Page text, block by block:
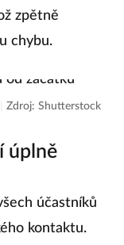
zpětně
chybu.
Zdroj: Shutterstock
úplně
účastníků
kontaktu.